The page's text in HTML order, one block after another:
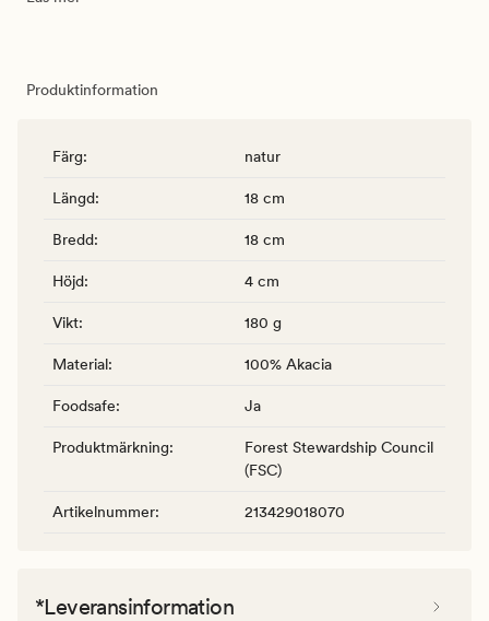
Produktinformation
Färg: natur
Längd: 18 cm
Bredd: 18 cm
Höjd: 4 cm
Vikt: 180 g
Material: 100% Akacia
Foodsafe: Ja
Produktmärkning:
Forest Stewardship Council
(FSC)
Artikelnummer: 213429018070
*Leveransinformation